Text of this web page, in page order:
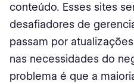
conteúdo. Esses sites
desafiadores de
passam por
nas necessidades do
problema é que a